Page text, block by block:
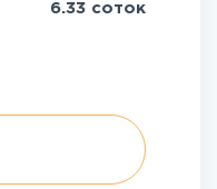
6.33 соток